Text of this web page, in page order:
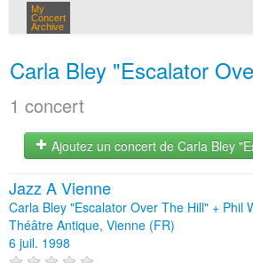
My
Concert
Archive
Carla Bley "Escalator
1 concert
Ajoutez un concert de Carla Bley
Jazz A Vienne
Carla Bley "Escalator Over The Hill" + Phil
Théâtre Antique, Vienne (FR)
6 juil. 1998